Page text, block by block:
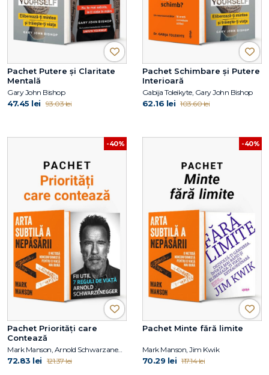
Pachet Putere și Claritate
Mentală
Gary John Bishop
47.45 lei 93.03 lei
Pachet Schimbare și Putere
Interioară
Gabija Toleikyte, Gary John Bishop
62.16 lei 103.60 lei
-40%
Pachet Priorități care
Contează
Mark Manson, Arnold Schwarzanegger
72.83 lei 121.37 lei
-40%
Pachet Minte fără limite
Mark Manson, Jim Kwik
70.29 lei 117.14 lei